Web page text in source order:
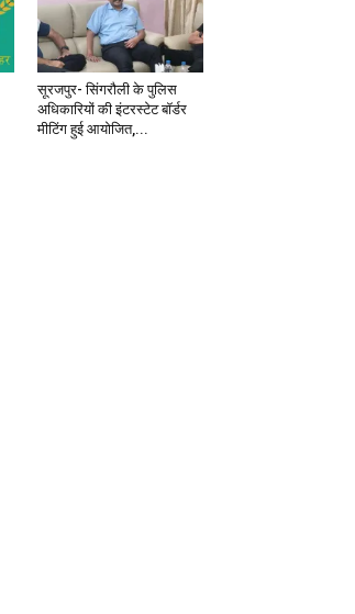
सूरजपुर- सिंगरौली के पुलिस
अधिकारियों की इंटरस्टेट बॉर्डर
मीटिंग हुई आयोजित,...